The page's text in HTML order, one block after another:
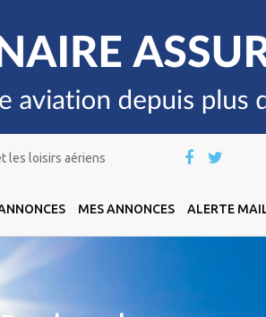
les loisirs aériens
MES ANNONCES ALERTE